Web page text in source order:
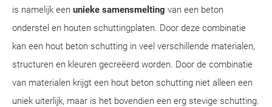
is namelijk een unieke samensmelting van een beton
onderstel en houten schuttingplaten. Door deze combinatie
kan een hout beton schutting in veel verschillende materialen,
structuren en kleuren gecreëerd worden. Door de combinatie
van materialen krijgt een hout beton schutting niet alleen een
uniek uiterlijk, maar is het bovendien een erg stevige schutting.